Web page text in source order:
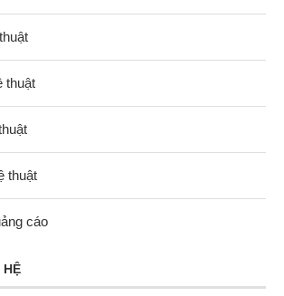
thuật
thuật
cáo
HỆ